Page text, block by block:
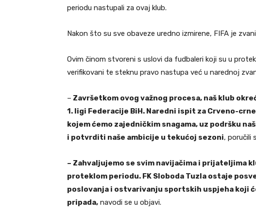
periodu nastupali za ovaj klub.
Nakon što su sve obaveze uredno izmirene, FIFA je
Ovim činom stvoreni s uslovi da fudbaleri koji su u
verifikovani te steknu pravo nastupa već u narednoj
– Završetkom ovog važnog procesa, naš klub
1. ligi Federacije BiH. Naredni ispit za Crveno-
kojem ćemo zajedničkim snagama, uz podršku
i potvrditi naše ambicije u tekućoj sezoni, poručili
– Zahvaljujemo se svim navijačima i prijateljima
proteklom periodu. FK Sloboda Tuzla ostaje
poslovanja i ostvarivanju sportskih uspjeha koji
pripada, navodi se u objavi.